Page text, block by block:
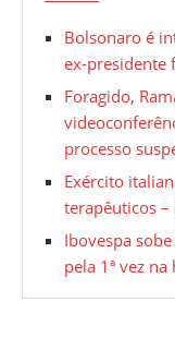
Bolsonaro é
ex-presidente
Foragido,
processo
Exército
terapêuticos –
Ibovespa
pela 1ª vez